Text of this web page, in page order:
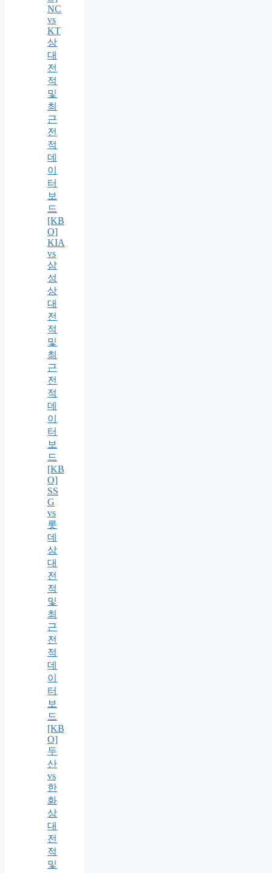
NC
vs
KT
상
대
전
적
및
최
근
전
적
데
이
터
보
드
[KB
O]
KIA
vs
삼
성
상
대
전
적
및
최
근
전
적
데
이
터
보
드
[KB
O]
SS
G
vs
롯
데
상
대
전
적
및
최
근
전
적
데
이
터
보
드
[KB
O]
두
산
vs
한
화
상
대
전
적
및